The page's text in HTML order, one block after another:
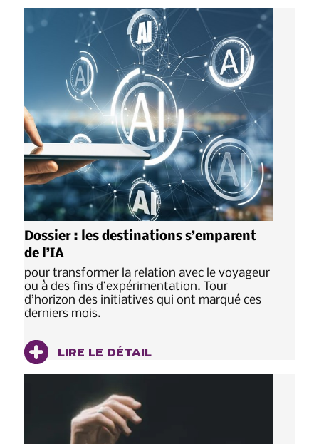
Dossier : les destinations s’emparent
de l’IA
pour transformer la relation avec le voyageur
ou à des fins d’expérimentation. Tour
d’horizon des initiatives qui ont marqué ces
derniers mois.
LIRE LE DÉTAIL